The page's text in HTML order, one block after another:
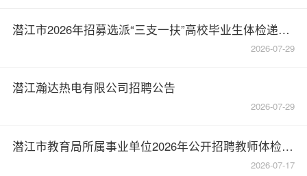
潜江市2026年招募选派“三支一扶”高校毕业生体检递补公告
2026-07-29
潜江瀚达热电有限公司招聘公告
2026-07-29
潜江市教育局所属事业单位2026年公开招聘教师体检递补公告
2026-07-17